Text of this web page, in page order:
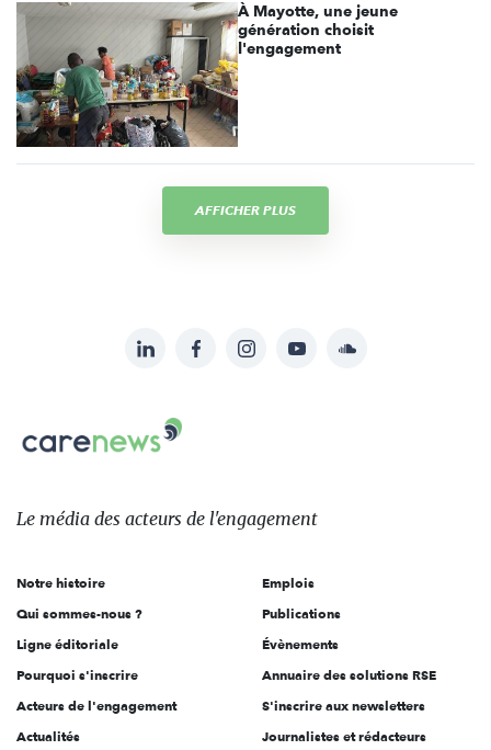
À Mayotte, une jeune
génération choisit
l'engagement
AFFICHER PLUS
sur:
LinkedInFacebookInstagramYouTubeSoundcloud
Carenews,
Le
des
l'engagement
Le média des acteurs de l'engagement
Notre histoire
Qui sommes-nous ?
Ligne éditoriale
Pourquoi s'inscrire
Acteurs de l'engagement
Actualités
Emplois
Publications
Évènements
Annuaire des solutions RSE
S'inscrire aux newsletters
Journalistes et rédacteurs